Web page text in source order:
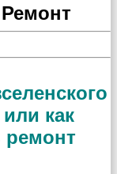
как
ремонт